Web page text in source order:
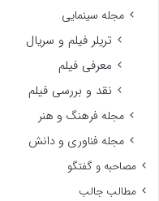
مجله سینمایی
تریلر فیلم و سریال
معرفی فیلم
نقد و بررسی فیلم
مجله فرهنگ و هنر
مجله فناوری و دانش
مصاحبه و گفتگو
مطالب جالب